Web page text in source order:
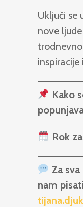
Uključi se
nove
Kako
Rok
Za
nam